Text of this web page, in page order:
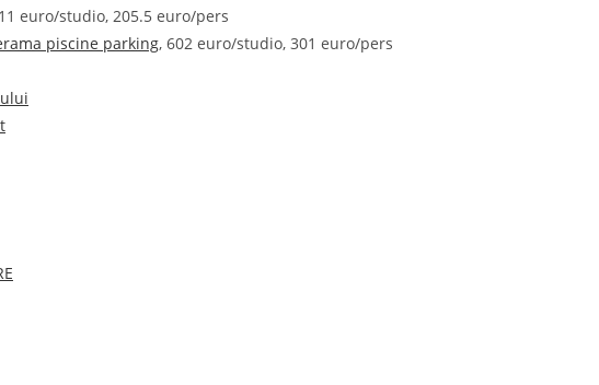
euro/studio, 205.5 euro/pers
piscine parking, 602 euro/studio, 301 euro/pers